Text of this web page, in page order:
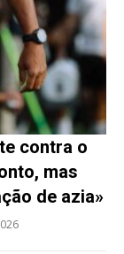
contra o
mas
de azia»